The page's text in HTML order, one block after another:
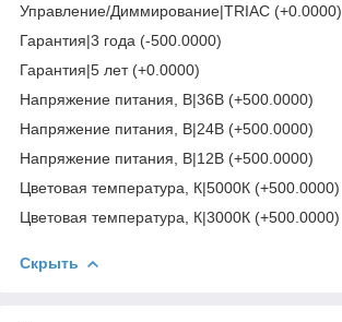
Управление/Диммирование|TRIAC (+0.0000)
Гарантия|3 года (-500.0000)
Гарантия|5 лет (+0.0000)
Напряжение питания, В|36В (+500.0000)
Напряжение питания, В|24В (+500.0000)
Напряжение питания, В|12В (+500.0000)
Цветовая температура, К|5000К (+500.0000)
Цветовая температура, К|3000К (+500.0000)
Скрыть